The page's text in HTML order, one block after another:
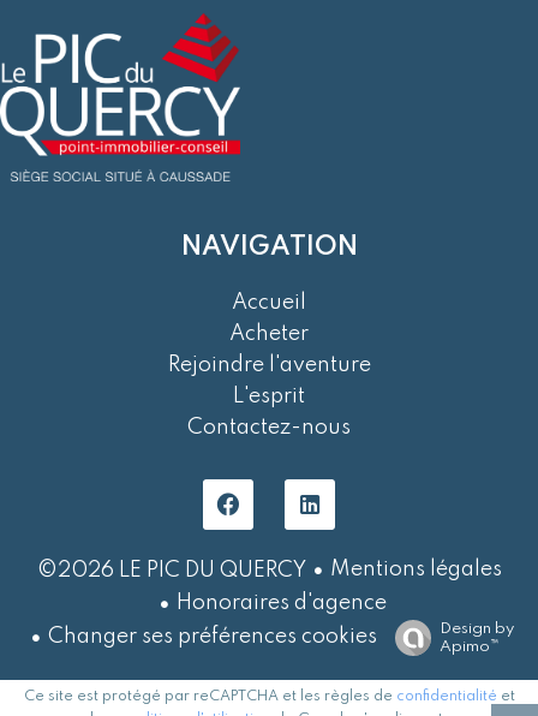
NAVIGATION
Accueil
Acheter
Rejoindre l'aventure
L'esprit
Contactez-nous
©2026 LE PIC DU QUERCY
Mentions légales
Honoraires d'agence
Changer ses préférences cookies
Design by
Apimo™
Ce site est protégé par reCAPTCHA et les règles de confidentialité et